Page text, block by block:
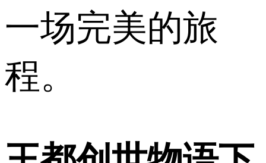
一场完美的旅
程。